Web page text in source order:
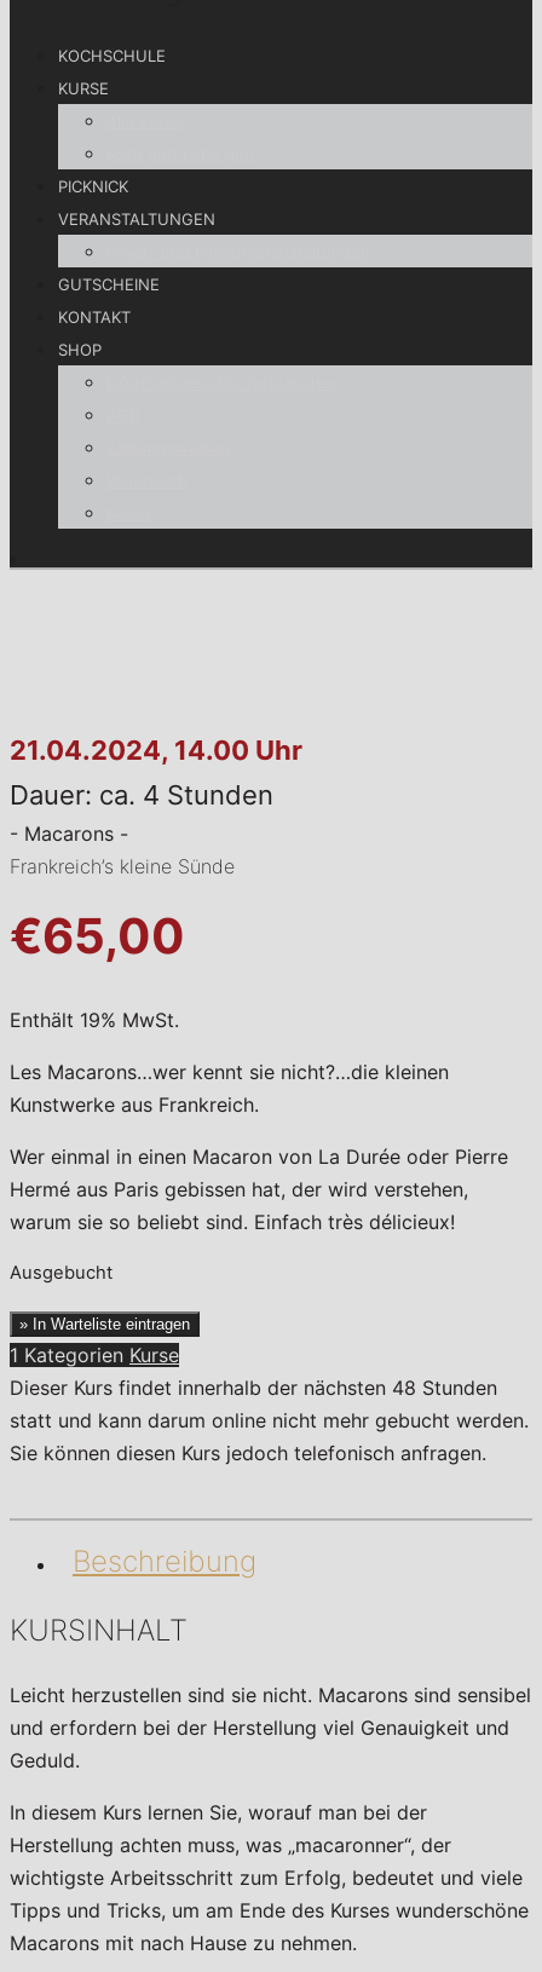
KOCHSCHULE
KURSE
PICKNICK
VERANSTALTUNGEN
GUTSCHEINE
KONTAKT
SHOP
21.04.2024, 14.00 Uhr
Dauer: ca. 4 Stunden
- Macarons -
Frankreich’s kleine Sünde
€65,00
Enthält 19% MwSt.
Les Macarons…wer kennt sie nicht?…die kleinen
Kunstwerke aus Frankreich.
Wer einmal in einen Macaron von La Durée oder Pierre
Hermé aus Paris gebissen hat, der wird verstehen,
warum sie so beliebt sind. Einfach très délicieux!
Ausgebucht
» In Warteliste eintragen
1 Kategorien Kurse
Dieser Kurs findet innerhalb der nächsten 48 Stunden
statt und kann darum online nicht mehr gebucht werden.
Sie können diesen Kurs jedoch telefonisch anfragen.
Beschreibung
KURSINHALT
Leicht herzustellen sind sie nicht. Macarons sind sensibel
und erfordern bei der Herstellung viel Genauigkeit und
Geduld.
In diesem Kurs lernen Sie, worauf man bei der
Herstellung achten muss, was „macaronner“, der
wichtigste Arbeitsschritt zum Erfolg, bedeutet und viele
Tipps und Tricks, um am Ende des Kurses wunderschöne
Macarons mit nach Hause zu nehmen.